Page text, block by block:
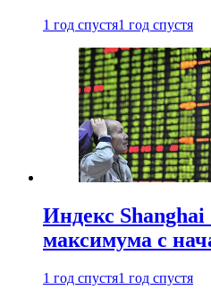
1 год спустя1 год спустя
Индекс Shanghai
максимума с
1 год спустя1 год спустя